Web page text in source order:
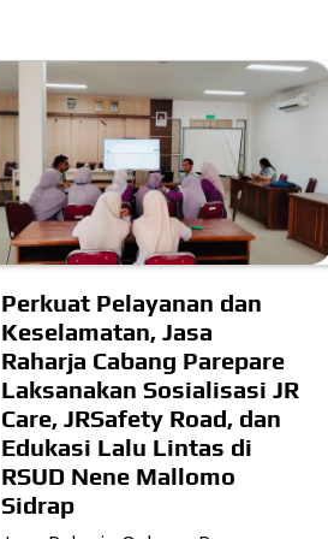
Perkuat Pelayanan dan
Keselamatan, Jasa
Raharja Cabang Parepare
Laksanakan Sosialisasi JR
Care, JRSafety Road, dan
Edukasi Lalu Lintas di
RSUD Nene Mallomo
Sidrap